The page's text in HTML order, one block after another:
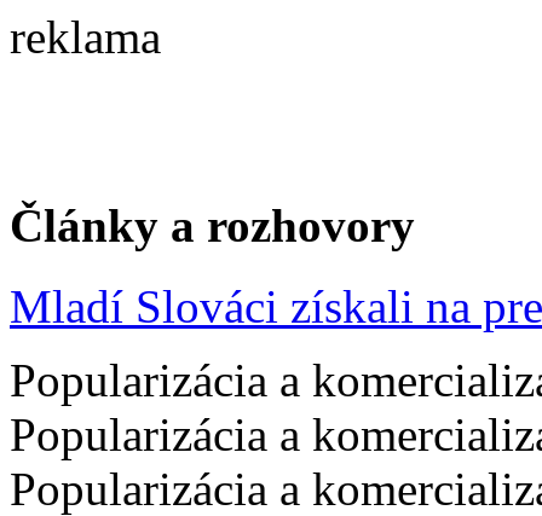
reklama
Články a rozhovory
Mladí Slováci získali na
Popularizácia a
Popularizácia a
Popularizácia a